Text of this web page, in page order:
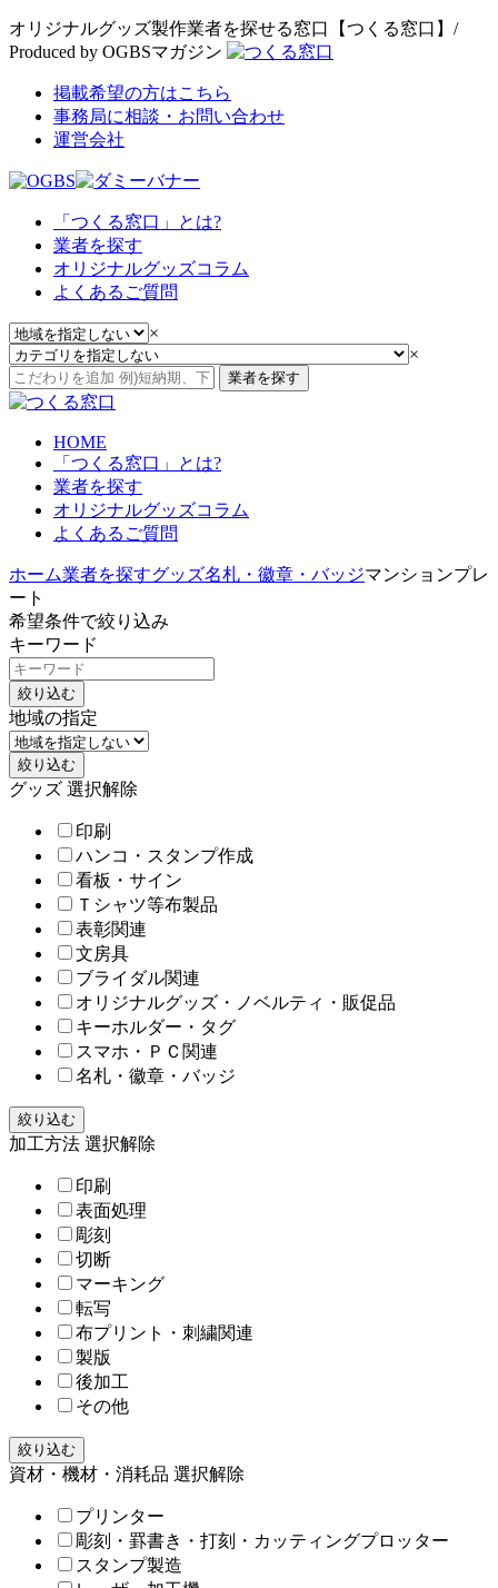
オリジナルグッズ製作業者を探せる窓口【つくる窓口】/
Produced by OGBSマガジン
掲載希望の方はこちら
事務局に相談・お問い合わせ
運営会社
「つくる窓口」とは?
業者を探す
オリジナルグッズコラム
よくあるご質問
×
×
業者を探す
HOME
「つくる窓口」とは?
業者を探す
オリジナルグッズコラム
よくあるご質問
ホーム業者を探すグッズ名札・徽章・バッジマンションプレ
ート
希望条件で絞り込み
キーワード
絞り込む
地域の指定
絞り込む
グッズ 選択解除
印刷
ハンコ・スタンプ作成
看板・サイン
Ｔシャツ等布製品
表彰関連
文房具
ブライダル関連
オリジナルグッズ・ノベルティ・販促品
キーホルダー・タグ
スマホ・ＰＣ関連
名札・徽章・バッジ
絞り込む
加工方法 選択解除
印刷
表面処理
彫刻
切断
マーキング
転写
布プリント・刺繍関連
製版
後加工
その他
絞り込む
資材・機材・消耗品 選択解除
プリンター
彫刻・罫書き・打刻・カッティングプロッター
スタンプ製造